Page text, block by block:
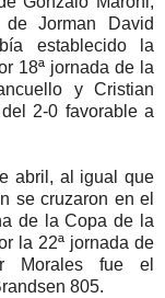
Jorman David
establecido la
18ª jornada de la
y Cristian
2-0 favorable a
abril, al igual que
se cruzaron en el
de la Copa de la
la 22ª jornada de
Morales fue el
805.